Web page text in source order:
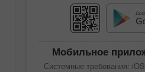
Мобильное
Системные требования: